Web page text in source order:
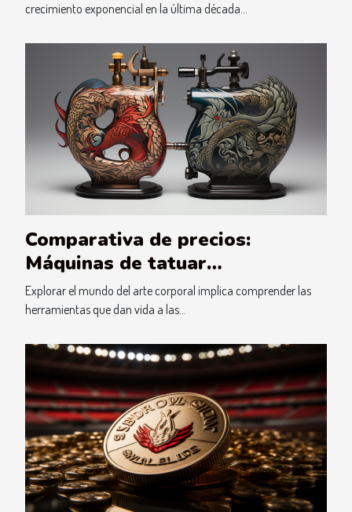
crecimiento exponencial en la última década...
Comparativa de precios:
Máquinas de tatuar
tradicionales vs. Tattoo pens
Explorar el mundo del arte corporal implica comprender las
herramientas que dan vida a las...